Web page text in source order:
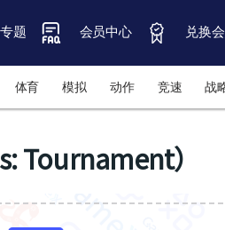
题 会员中心 兑换
体育 模拟 动作 竞速 战
Tournament）